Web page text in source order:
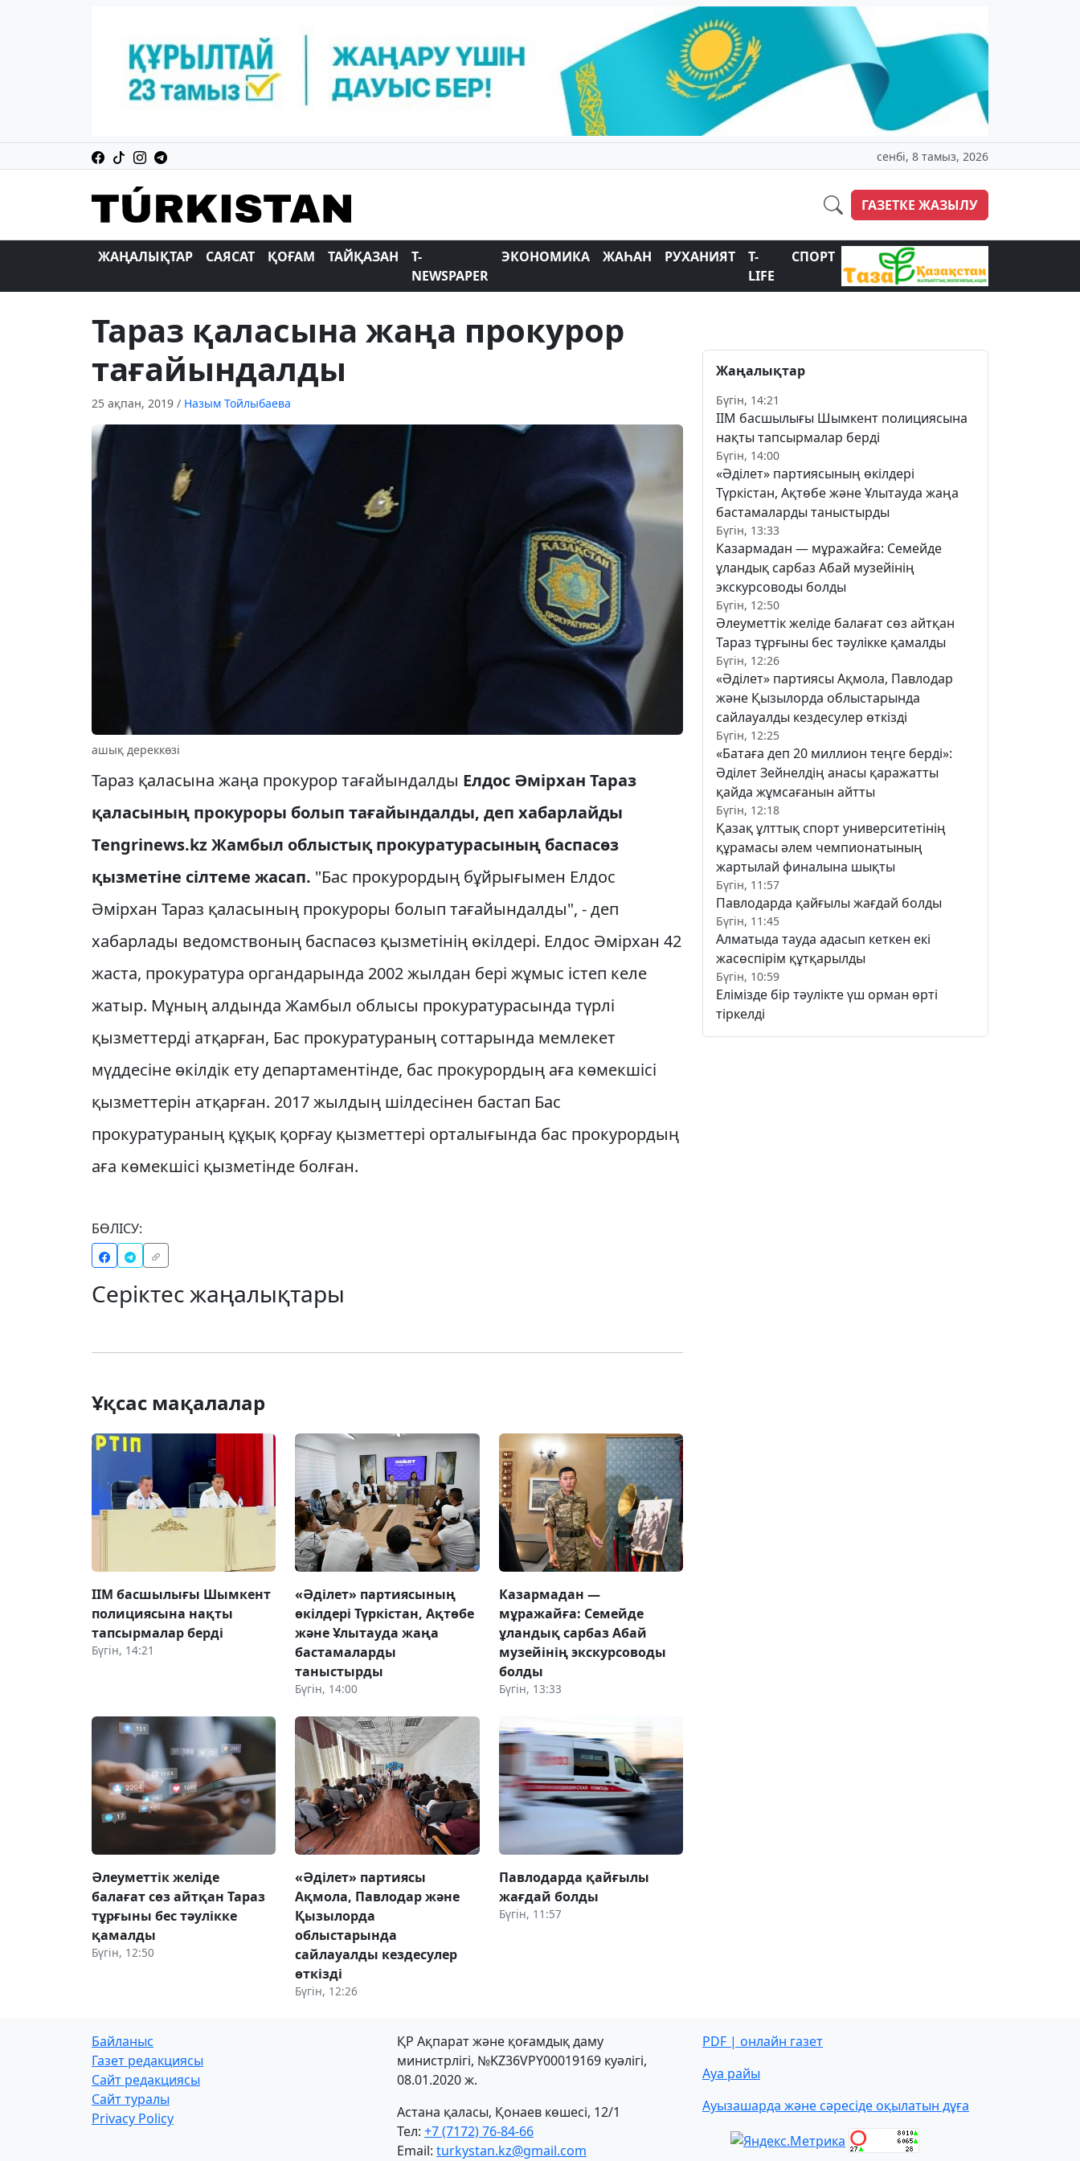
сенбі, 8 тамыз, 2026
ГАЗЕТКЕ ЖАЗЫЛУ
ЖАҢАЛЫҚТАР САЯСАТ ҚОҒАМ ТАЙҚАЗАН
T-
NEWSPAPER
ЭКОНОМИКА ЖАҺАН РУХАНИЯТ
T-
LIFE
СПОРТ
Тараз қаласына жаңа прокурор
тағайындалды
25 ақпан, 2019 / Назым Тойлыбаева
ашық дереккөзі
Тараз қаласына жаңа прокурор тағайындалды Елдос Әмірхан Тараз
қаласының прокуроры болып тағайындалды, деп хабарлайды
Tengrinews.kz Жамбыл облыстық прокуратурасының баспасөз
қызметіне сілтеме жасап. "Бас прокурордың бұйрығымен Елдос
Әмірхан Тараз қаласының прокуроры болып тағайындалды", - деп
хабарлады ведомствоның баспасөз қызметінің өкілдері. Елдос Әмірхан 42
жаста, прокуратура органдарында 2002 жылдан бері жұмыс істеп келе
жатыр. Мұның алдында Жамбыл облысы прокуратурасында түрлі
қызметтерді атқарған, Бас прокуратураның соттарында мемлекет
мүддесіне өкілдік ету департаментінде, бас прокурордың аға көмекшісі
қызметтерін атқарған. 2017 жылдың шілдесінен бастап Бас
прокуратураның құқық қорғау қызметтері орталығында бас прокурордың
аға көмекшісі қызметінде болған.
БӨЛІСУ:
Серіктес жаңалықтары
Ұқсас мақалалар
ІІМ басшылығы Шымкент
полициясына нақты
тапсырмалар берді
Бүгін, 14:21
«Әділет» партиясының
өкілдері Түркістан, Ақтөбе
және Ұлытауда жаңа
бастамаларды
таныстырды
Бүгін, 14:00
Казармадан —
мұражайға: Семейде
ұландық сарбаз Абай
музейінің экскурсоводы
болды
Бүгін, 13:33
Әлеуметтік желіде
балағат сөз айтқан Тараз
тұрғыны бес тәулікке
қамалды
Бүгін, 12:50
«Әділет» партиясы
Ақмола, Павлодар және
Қызылорда
облыстарында
сайлауалды кездесулер
өткізді
Бүгін, 12:26
Павлодарда қайғылы
жағдай болды
Бүгін, 11:57
Жаңалықтар
Бүгін, 14:21
ІІМ басшылығы Шымкент полициясына
нақты тапсырмалар берді
Бүгін, 14:00
«Әділет» партиясының өкілдері
Түркістан, Ақтөбе және Ұлытауда жаңа
бастамаларды таныстырды
Бүгін, 13:33
Казармадан — мұражайға: Семейде
ұландық сарбаз Абай музейінің
экскурсоводы болды
Бүгін, 12:50
Әлеуметтік желіде балағат сөз айтқан
Тараз тұрғыны бес тәулікке қамалды
Бүгін, 12:26
«Әділет» партиясы Ақмола, Павлодар
және Қызылорда облыстарында
сайлауалды кездесулер өткізді
Бүгін, 12:25
«Батаға деп 20 миллион теңге берді»:
Әділет Зейнелдің анасы қаражатты
қайда жұмсағанын айтты
Бүгін, 12:18
Қазақ ұлттық спорт университетінің
құрамасы әлем чемпионатының
жартылай финалына шықты
Бүгін, 11:57
Павлодарда қайғылы жағдай болды
Бүгін, 11:45
Алматыда тауда адасып кеткен екі
жасөспірім құтқарылды
Бүгін, 10:59
Елімізде бір тәулікте үш орман өрті
тіркелді
Байланыс
Газет редакциясы
Сайт редакциясы
Сайт туралы
Privacy Policy
ҚР Ақпарат және қоғамдық даму
министрлігі, №KZ36VPY00019169 куәлігі,
08.01.2020 ж.
Астана қаласы, Қонаев көшесі, 12/1
Тел: +7 (7172) 76-84-66
Email: turkystan.kz@gmail.com
PDF | онлайн газет
Ауа райы
Ауызашарда және сәресіде оқылатын дұға